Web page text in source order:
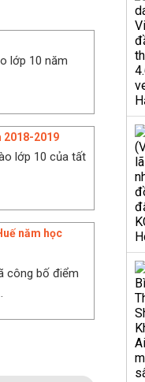
lớp 10 năm
2018-2019
lớp 10 của tất
năm học
công bố điểm